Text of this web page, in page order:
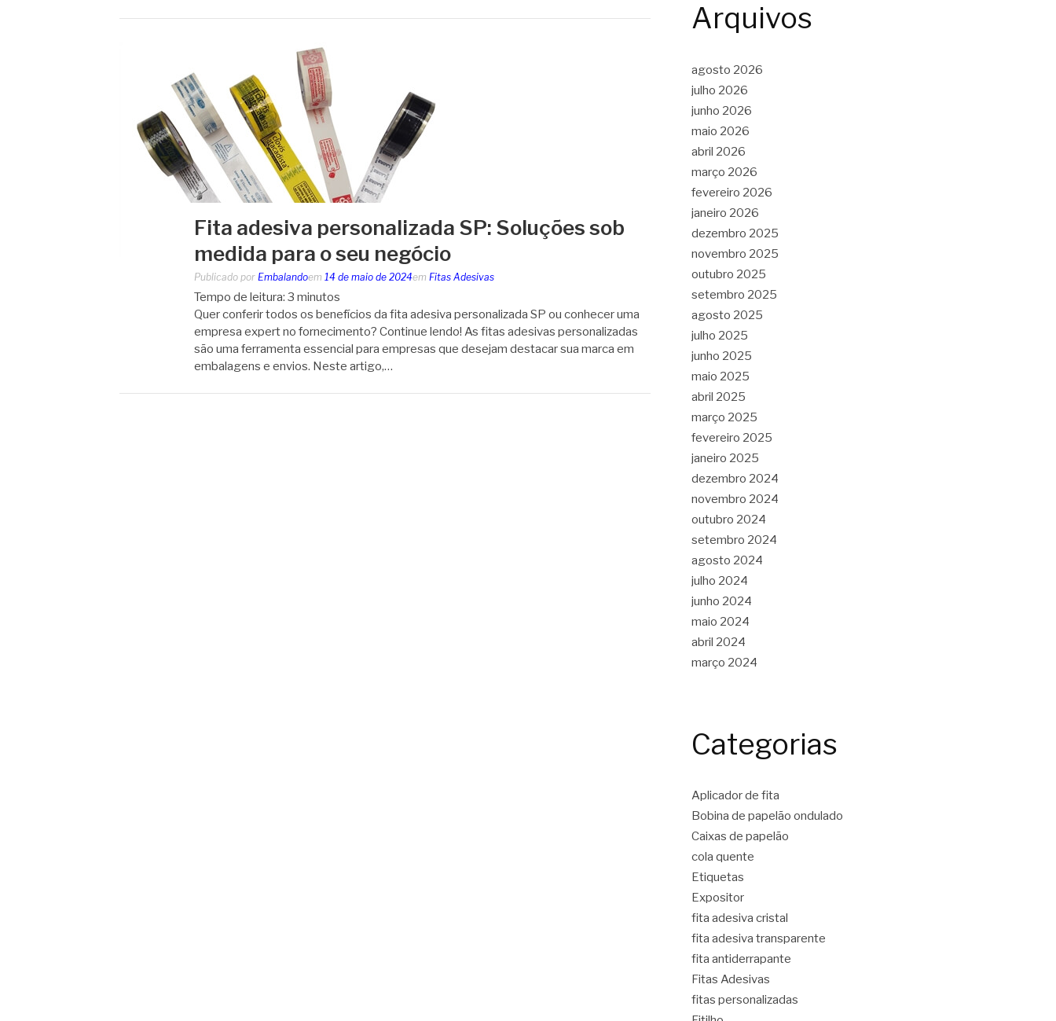
Fita adesiva personalizada SP: Soluções sob
medida para o seu negócio
Publicado por Embalandoem 14 de maio de 2024em Fitas Adesivas
Tempo de leitura: 3 minutos
Quer conferir todos os benefícios da fita adesiva personalizada SP ou conhecer uma
empresa expert no fornecimento? Continue lendo! As fitas adesivas personalizadas
são uma ferramenta essencial para empresas que desejam destacar sua marca em
embalagens e envios. Neste artigo,…
Arquivos
agosto 2026
julho 2026
junho 2026
maio 2026
abril 2026
março 2026
fevereiro 2026
janeiro 2026
dezembro 2025
novembro 2025
outubro 2025
setembro 2025
agosto 2025
julho 2025
junho 2025
maio 2025
abril 2025
março 2025
fevereiro 2025
janeiro 2025
dezembro 2024
novembro 2024
outubro 2024
setembro 2024
agosto 2024
julho 2024
junho 2024
maio 2024
abril 2024
março 2024
Categorias
Aplicador de fita
Bobina de papelão ondulado
Caixas de papelão
cola quente
Etiquetas
Expositor
fita adesiva cristal
fita adesiva transparente
fita antiderrapante
Fitas Adesivas
fitas personalizadas